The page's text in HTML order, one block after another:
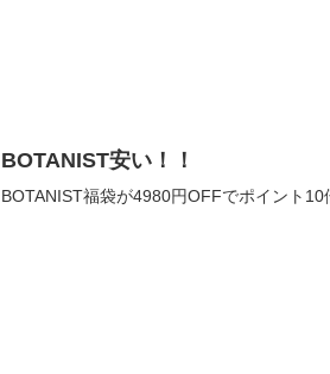
BOTANIST安い！！
BOTANIST福袋が4980円OFFでポイント10